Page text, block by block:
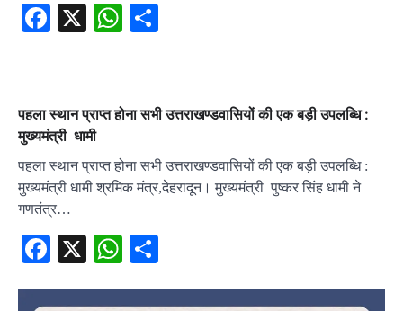
Facebook
X WhatsApp
पहला स्थान प्राप्त होना सभी उत्तराखण्डवासियों की एक बड़ी उपलब्धि :
मुख्यमंत्री धामी
पहला स्थान प्राप्त होना सभी उत्तराखण्डवासियों की एक बड़ी उपलब्धि :
मुख्यमंत्री धामी श्रमिक मंत्र,देहरादून। मुख्यमंत्री पुष्कर सिंह धामी ने
गणतंत्र…
Facebook
X WhatsApp